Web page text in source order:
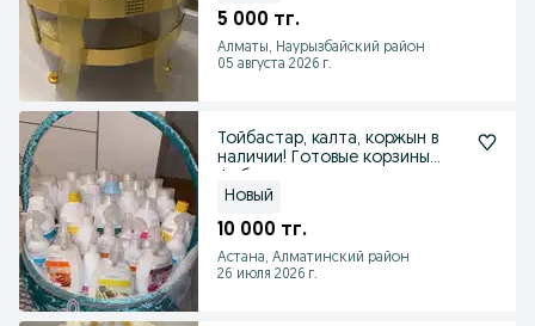
5 000 тг.
Алматы, Наурызбайский район
05 августа 2026 г.
Тойбастар, калта, коржын в
наличии! Готовые корзины
Новый
10 000 тг.
Астана, Алматинский район
26 июля 2026 г.